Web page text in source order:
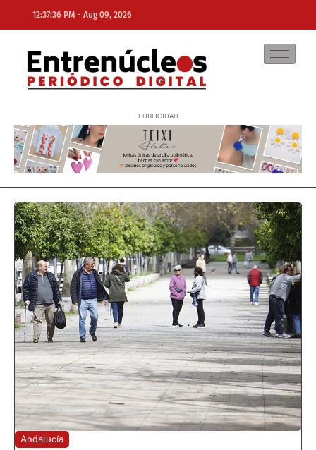
12:37:36 PM - Aug 09, 2026
NE
Andalucía